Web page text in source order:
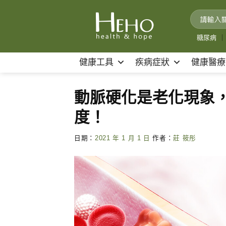
糖尿病
健康工具 疾病症狀 健康醫療
動脈硬化是老化現象
度！
日期： 2021 年 1 月 1 日 作者：莊 筱彤